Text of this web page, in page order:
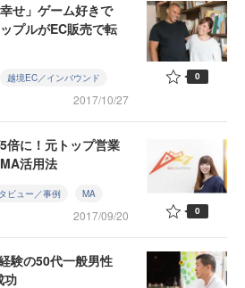
せ」ゲーム好きで
プルがEC販売で転
越境EC／インバウンド
2017/10/27
0
倍に！元トップ営業
活用法
ビュー／事例 MA
2017/09/20 0
験の50代一般男性
功